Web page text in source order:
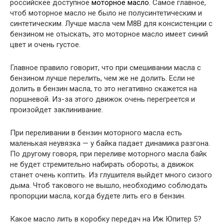
российскее доступное моторное масло. Самое главное,
чтоб моторное масло не было не полусинтетическим и
синтетическим. Лучше масла чем М8В для консистенции с
бензином не отыскать, это моторное масло имеет синий
цвет и очень густое.
Главное правило говорит, что при смешивании масла с
бензином лучше перелить, чем же не долить. Если не
долить в бензин масла, то это негативно скажется на
поршневой. Из-за этого движок очень перегреется и
произойдет заклинивание.
При переливании в бензин моторного масла есть
маленькая неувязка — у байка падает динамика разгона.
По другому говоря, при переливе моторного масла байк
не будет стремительно набирать обороты, а движок
станет очень коптить. Из глушителя выйдет много сизого
дыма. Чтоб такового не вышло, необходимо соблюдать
пропорции масла, когда будете лить его в бензин.
Какое масло лить в коробку передач на Иж Юпитер 5?